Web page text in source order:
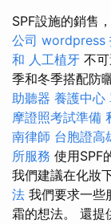
SPF設施的銷售
公司 wordpress
和 人工植牙 不
季和冬季搭配防
助聽器 養護中心
摩證照考試準備
南律師 台胞證高
所服務 使用SPF
我們建議在化妝
法 我們要求一些
霜的想法。 還提